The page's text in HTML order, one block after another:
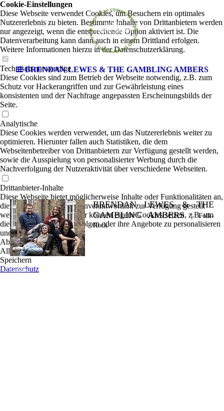
BRENDAN LEWES & THE GAMBLING AMBERS
BRENDAN LEWES & THE
GAMBLING AMBERS|Folk-
Rock
Gepäck.
Cookie-Einstellungen
Diese Webseite verwendet Cookies, um Besuchern ein optimales
Nutzererlebnis zu bieten. Bestimmte Inhalte von Drittanbietern werden
nur angezeigt, wenn die entsprechende Option aktiviert ist. Die
Datenverarbeitung kann dann auch in einem Drittland erfolgen.
Weitere Informationen hierzu in der Datenschutzerklärung.
Technisch notwendige
Diese Cookies sind zum Betrieb der Webseite notwendig, z.B. zum
Schutz vor Hackerangriffen und zur Gewährleistung eines
konsistenten und der Nachfrage angepassten Erscheinungsbilds der
Seite.
Analytische
Diese Cookies werden verwendet, um das Nutzererlebnis weiter zu
optimieren. Hierunter fallen auch Statistiken, die dem
Webseitenbetreiber von Drittanbietern zur Verfügung gestellt werden,
sowie die Ausspielung von personalisierter Werbung durch die
Nachverfolgung der Nutzeraktivität über verschiedene Webseiten.
Drittanbieter-Inhalte
Diese Webseite bietet möglicherweise Inhalte oder Funktionalitäten an,
die von Drittanbietern eigenverantwortlich zur Verfügung gestellt
werden. Diese Drittanbieter können eigene Cookies setzen, z.B. um
die Nutzeraktivität zu verfolgen oder ihre Angebote zu personalisieren
und zu optimieren.
Ablehnen
Alle akzeptieren
Speichern
Datenschutz